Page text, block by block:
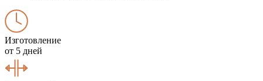
Изготовление
от 5 дней